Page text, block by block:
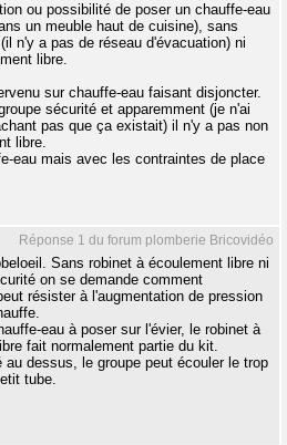
ou possibilité de poser un chauffe-eau
un meuble haut de cuisine), sans
n'y a pas de réseau d'évacuation) ni
libre.
sur chauffe-eau faisant disjoncter.
sécurité et apparemment (je n'ai
pas que ça existait) il n'y a pas non
libre.
eau mais avec les contraintes de place
Réponse 1 du forum plomberie Bricovidéo
Sans robinet à écoulement libre ni
on se demande comment
résister à l'augmentation de pression
eau à poser sur l'évier, le robinet à
fait normalement partie du kit.
dessus, le groupe peut écouler le trop
tube.